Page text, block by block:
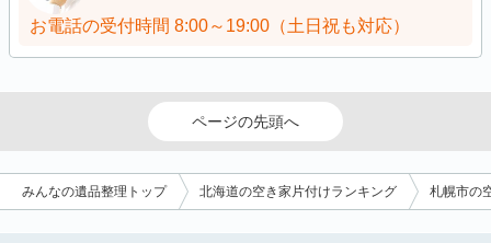
お電話の受付時間 8:00～19:00（土日祝も対応）
ページの先頭へ
みんなの遺品整理トップ 北海道の空き家片付けランキング 札幌市の